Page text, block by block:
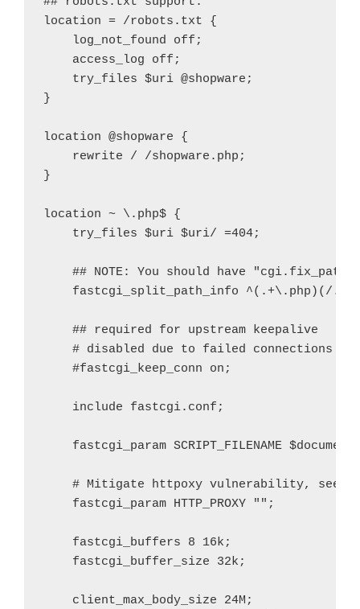
location = /robots.txt {
    log_not_found off;
    access_log off;
    try_files $uri @shopware;
}
location @shopware {
    rewrite / /shopware.php;
}
location ~ \.php$ {
    try_files $uri $uri/ =404;
## NOTE: You should have
fastcgi_split_path_info ^(.+\.php)(/
    ## required for upstream keepalive
    # disabled due to failed connections
    #fastcgi_keep_conn on;
    include fastcgi.conf;
fastcgi_param SCRIPT_FILENAME
# Mitigate httpoxy vulnerability, see:
    fastcgi_param HTTP_PROXY "";
    fastcgi_buffers 8 16k;
    fastcgi_buffer_size 32k;
    client_max_body_size 24M;